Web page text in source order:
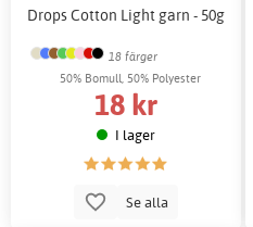
Drops Cotton Light garn - 50g
18 färger
50% Bomull, 50% Polyester
18 kr
I lager
Se alla